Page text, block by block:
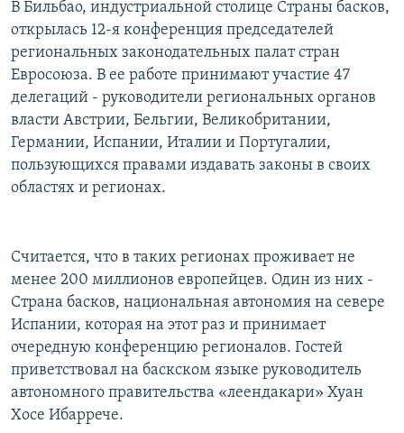
В Бильбао, индустриальной столице Страны басков,
открылась 12-я конференция председателей
региональных законодательных палат стран
Евросоюза. В ее работе принимают участие 47
делегаций - руководители региональных органов
власти Австрии, Бельгии, Великобритании,
Германии, Испании, Италии и Португалии,
пользующихся правами издавать законы в своих
областях и регионах.
Считается, что в таких регионах проживает не
менее 200 миллионов европейцев. Один из них -
Страна басков, национальная автономия на севере
Испании, которая на этот раз и принимает
очередную конференцию регионалов. Гостей
приветствовал на баскском языке руководитель
автономного правительства «леендакари» Хуан
Хосе Ибаррече.